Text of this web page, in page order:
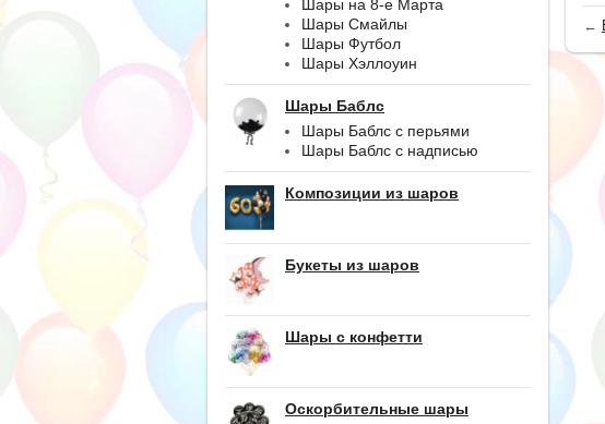
Шары на 8-е Марта
Шары Смайлы
Шары Футбол
Шары Хэллоуин
Шары Баблс
Шары Баблс с перьями
Шары Баблс с надписью
Композиции из шаров
Букеты из шаров
Шары с конфетти
Оскорбительные шары
←